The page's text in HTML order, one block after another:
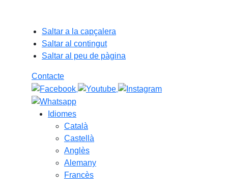
Saltar a la capçalera
Saltar al contingut
Saltar al peu de pàgina
Contacte
Idiomes
Català
Castellà
Anglès
Alemany
Francès